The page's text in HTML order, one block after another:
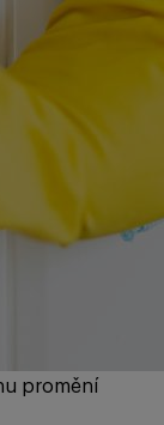
promění